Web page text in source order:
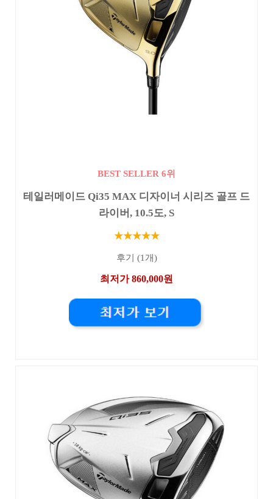
BEST SELLER 6위
테일러메이드 Qi35 MAX 디자이너 시리즈 골프 드
라이버, 10.5도, S
★★★★★
후기 (1개)
최저가 860,000원